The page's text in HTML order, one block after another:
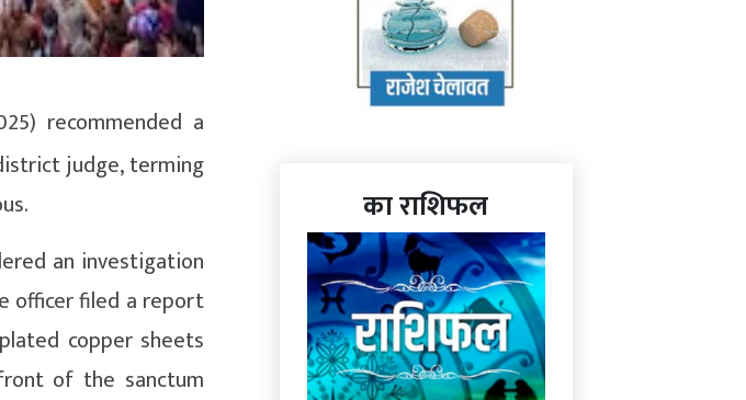
recommended a
judge, terming
an investigation
officer filed a report
copper sheets
of the sanctum
का राशिफल